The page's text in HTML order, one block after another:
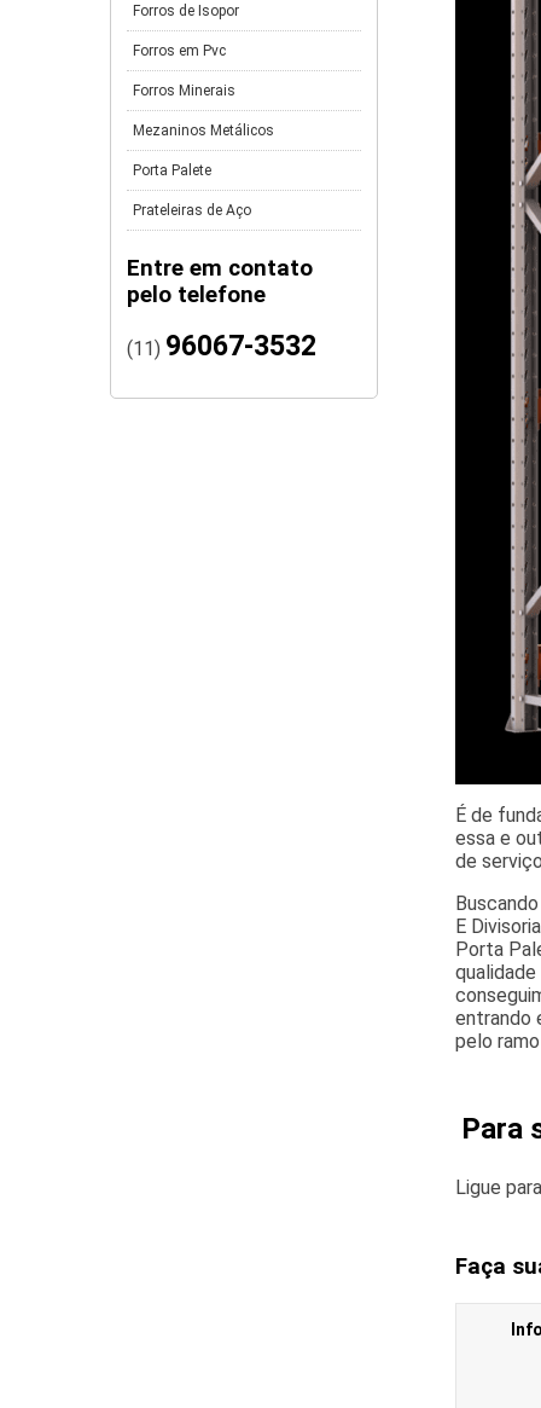
Forros de Isopor
Forros em Pvc
Forros Minerais
Mezaninos Metálicos
Porta Palete
Prateleiras de Aço
Entre em contato
pelo telefone
(11) 96067-3532
É de
essa e
de
E
Porta
entrando
pelo
Para
Ligue
Faça